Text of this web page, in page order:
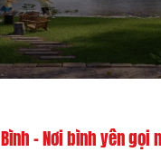
– Nơi bình yên gọi